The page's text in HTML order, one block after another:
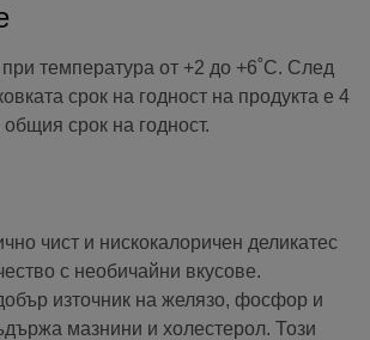
температура от +2 до +6˚C. След
срок на годност на продукта е 4
срок на годност.
чист и нискокалоричен деликатес
с необичайни вкусове.
източник на желязо, фосфор и
мазнини и холестерол. Този